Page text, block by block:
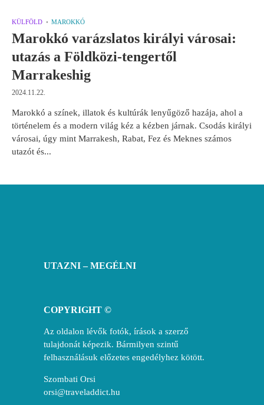
KÜLFÖLD MAROKKÓ
Marokkó varázslatos királyi városai:
utazás a Földközi-tengertől
Marrakeshig
2024.11.22.
Marokkó a színek, illatok és kultúrák lenyűgöző hazája, ahol a
történelem és a modern világ kéz a kézben járnak. Csodás királyi
városai, úgy mint Marrakesh, Rabat, Fez és Meknes számos
utazót és...
UTAZNI – MEGÉLNI
COPYRIGHT ©
Az oldalon lévők fotók, írások a szerző
tulajdonát képezik. Bármilyen szintű
felhasználásuk előzetes engedélyhez kötött.
Szombati Orsi
orsi@traveladdict.hu